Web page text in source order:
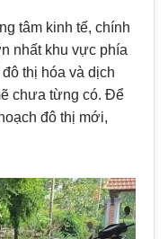
tâm kinh tế, chính
nhất khu vực phía
thị hóa và dịch
chưa từng có. Để
đô thị mới,